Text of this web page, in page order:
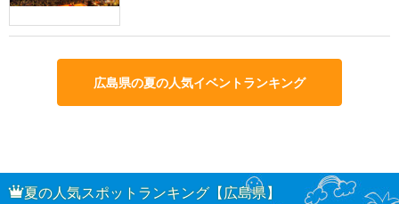
広島県の夏の人気イベントランキング
夏の人気スポットランキング【広島県】